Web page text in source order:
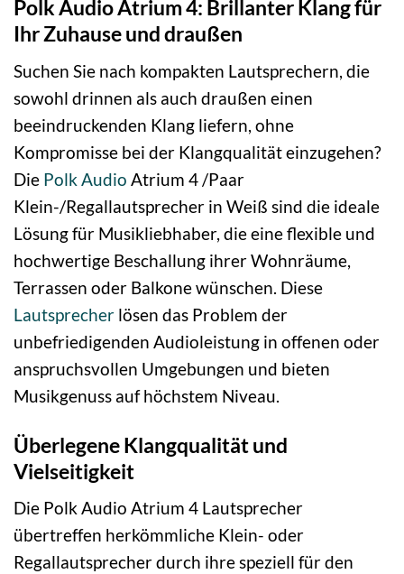
Polk Audio Atrium 4: Brillanter Klang für
Ihr Zuhause und draußen
Suchen Sie nach kompakten Lautsprechern, die
sowohl drinnen als auch draußen einen
beeindruckenden Klang liefern, ohne
Kompromisse bei der Klangqualität einzugehen?
Die Polk Audio Atrium 4 /Paar
Klein-/Regallautsprecher in Weiß sind die ideale
Lösung für Musikliebhaber, die eine flexible und
hochwertige Beschallung ihrer Wohnräume,
Terrassen oder Balkone wünschen. Diese
Lautsprecher lösen das Problem der
unbefriedigenden Audioleistung in offenen oder
anspruchsvollen Umgebungen und bieten
Musikgenuss auf höchstem Niveau.
Überlegene Klangqualität und
Vielseitigkeit
Die Polk Audio Atrium 4 Lautsprecher
übertreffen herkömmliche Klein- oder
Regallautsprecher durch ihre speziell für den